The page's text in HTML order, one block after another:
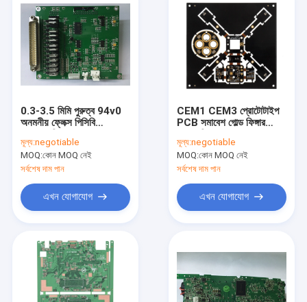
0.3-3.5 মিমি পুরুত্ব 94v0
অনমনীয় ফ্লেক্স পিসিবি
মূল্য:negotiable
MOQ:কোন MOQ নেই
সর্বশেষ দাম পান
এখন যোগাযোগ
CEM1 CEM3 প্রোটোটাইপ
PCB সমাবেশ গোল্ড ফিঙ্গার
মূল্য:negotiable
MOQ:কোন MOQ নেই
সর্বশেষ দাম পান
এখন যোগাযোগ